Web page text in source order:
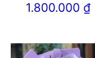
1.800.000 ₫